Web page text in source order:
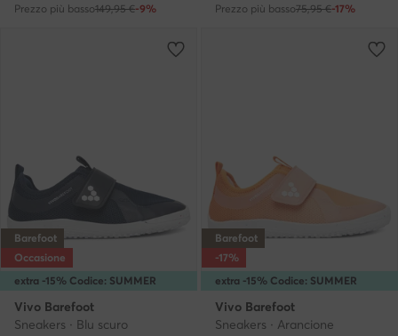
Prezzo più basso149,95 €-9%
Prezzo più basso75,95 €-17%
extra -15% Codice: SUMMER
Barefoot
Occasione
Vivo Barefoot
Sneakers · Blu scuro
extra -15% Codice: SUMMER
Barefoot
-17%
Vivo Barefoot
Sneakers · Arancione